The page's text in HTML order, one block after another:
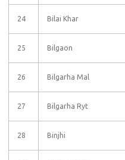
24 Bilai Khar
25 Bilgaon
26 Bilgarha Mal
27 Bilgarha Ryt
28 Binjhi